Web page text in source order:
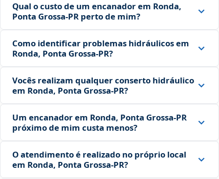
Qual o custo de um encanador em Ronda,
Ponta Grossa‑PR perto de mim?
Como identificar problemas hidráulicos em
Ronda, Ponta Grossa‑PR?
Vocês realizam qualquer conserto hidráulico
em Ronda, Ponta Grossa‑PR?
Um encanador em Ronda, Ponta Grossa‑PR
próximo de mim custa menos?
O atendimento é realizado no próprio local
em Ronda, Ponta Grossa‑PR?